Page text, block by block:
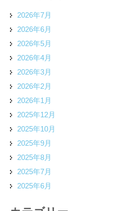
2026年7月
2026年6月
2026年5月
2026年4月
2026年3月
2026年2月
2026年1月
2025年12月
2025年10月
2025年9月
2025年8月
2025年7月
2025年6月